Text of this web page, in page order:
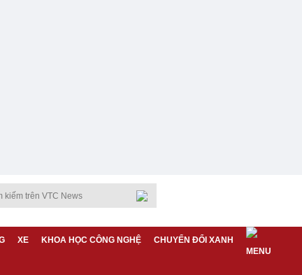
XE KHOA HỌC CÔNG NGHỆ CHUYỂN ĐỔI XANH